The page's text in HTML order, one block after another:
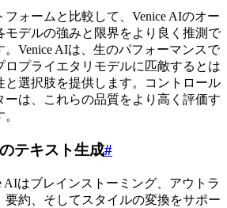
ォームと比較して、Venice AIのオー
モデルの強みと限界をより良く推測で
Venice AIは、生のパフォーマンスで
ロプライエタリモデルに匹敵するとは
と選択肢を提供します。コントロール
ーは、これらの品質をより高く評価す
テキスト生成#
AIはブレインストーミング、アウトラ
要約、そしてスタイルの変換をサポー